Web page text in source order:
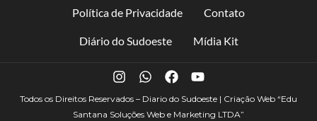
Política de Privacidade Contato
Diário do Sudoeste Mídia Kit
Todos os Direitos Reservados – Diario do Sudoeste | Criação Web “Edu
Santana Soluções Web e Marketing LTDA”